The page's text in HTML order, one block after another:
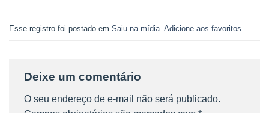
Esse registro foi postado em Saiu na mídia Adicione aos favoritos
Deixe um comentário
O seu endereço de e-mail não será publicado.